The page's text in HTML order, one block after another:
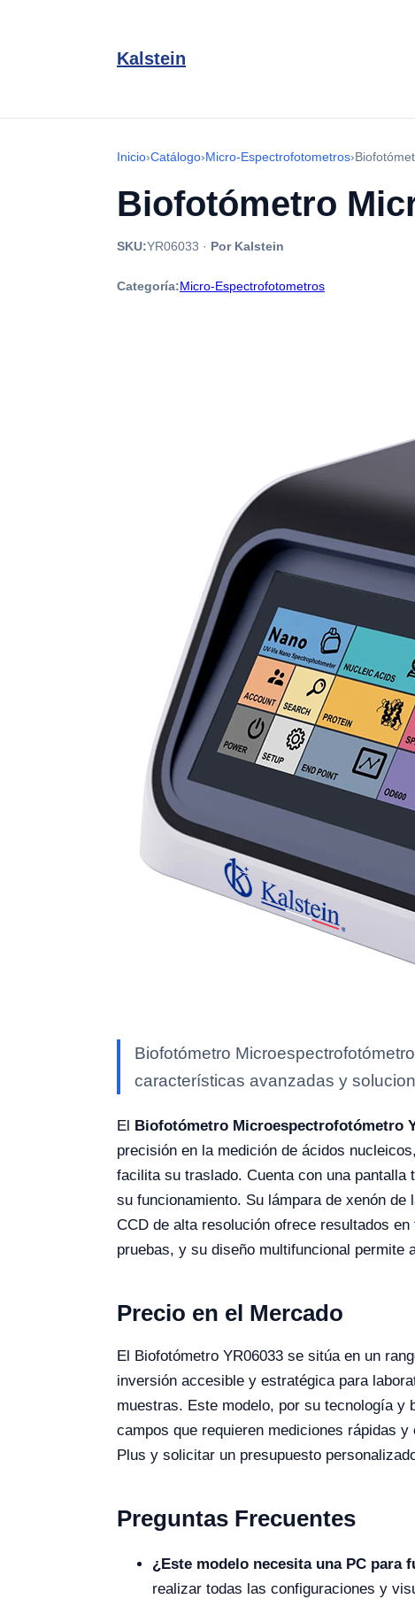
Kalstein
Inicio›Catálogo›Micro-Espectrofotometros›
Biofotómetro
SKU:YR06033 · Por Kalstein
Categoría:Micro-Espectrofotometros
Biofotómetro
características avanzadas y
El Biofotómetro Microespectrofotómetro
precisión en la medición de ácidos
facilita su traslado. Cuenta con una pantalla
su funcionamiento. Su lámpara de xenón
CCD de alta resolución ofrece resultados
pruebas, y su diseño multifuncional
Precio en el Mercado
El Biofotómetro YR06033 se sitúa en un
inversión accesible y estratégica para
muestras. Este modelo, por su tecnología y
campos que requieren mediciones rápidas
Plus y solicitar un presupuesto
Preguntas Frecuentes
¿Este modelo necesita una PC para
realizar todas las configuraciones y